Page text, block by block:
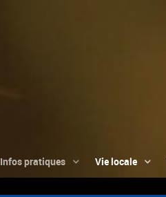
Infos pratiques Vie locale